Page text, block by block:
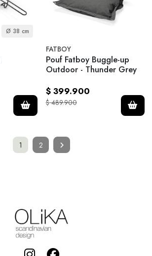
Ø 38 cm
FATBOY
Pouf Fatboy Buggle-up
Outdoor - Thunder Grey
$ 399.900
$ 489.900
1 2